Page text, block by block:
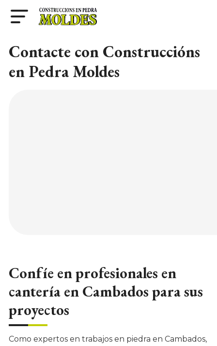
Contacte con Construccións
en Pedra Moldes
Confíe en profesionales en
cantería en Cambados para sus
proyectos
Como expertos en trabajos en piedra en Cambados,